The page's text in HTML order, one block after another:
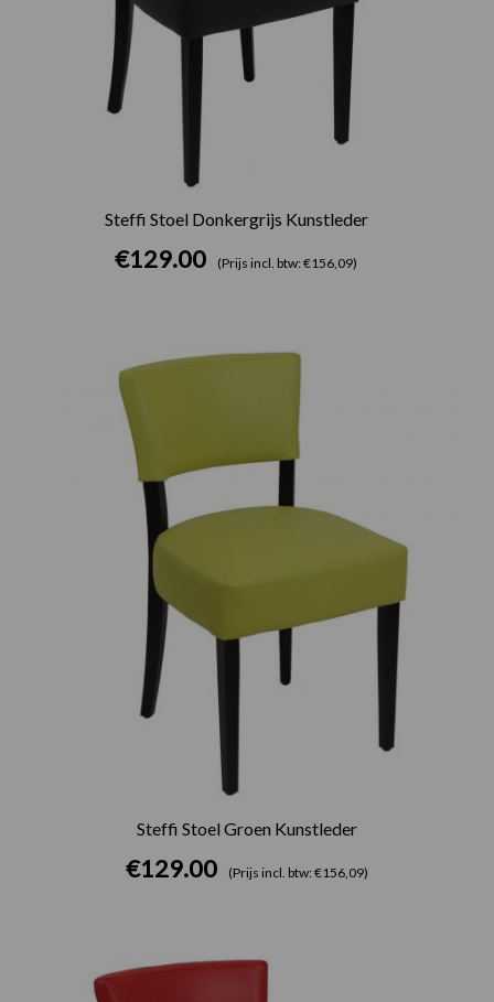
Steffi Stoel Donkergrijs Kunstleder
€129.00 (Prijs incl. btw: €156,09)
Steffi Stoel Groen Kunstleder
€129.00 (Prijs incl. btw: €156,09)